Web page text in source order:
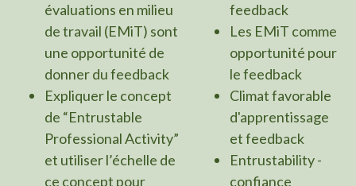
évaluations en milieu
de travail (EMiT) sont
une opportunité de
donner du feedback
Expliquer le concept
de “Entrustable
Professional Activity”
et utiliser l’échelle de
ce concept pour
feedback
Les EMiT comme
opportunité pour
le feedback
Climat favorable
d'apprentissage
et feedback
Entrustability -
confiance